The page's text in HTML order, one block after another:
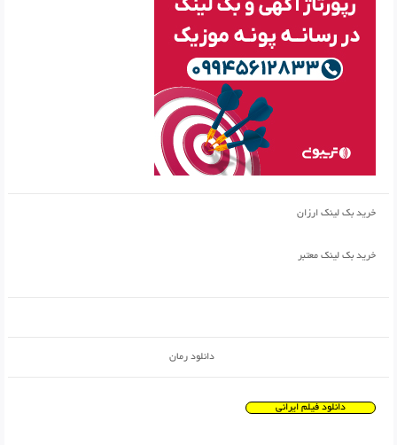
خرید بک لینک ارزان
خرید بک لینک معتبر
دانلود رمان
دانلود فیلم ایرانی